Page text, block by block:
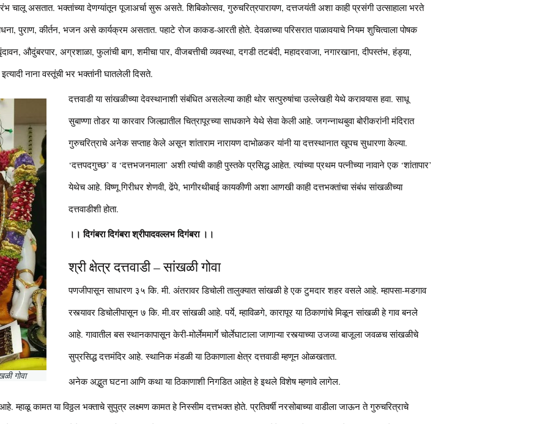
चालू असतात. भक्तांच्या देणग्यांतून पूजाअर्चा सुरू असते. शिबिकोत्सव, गुरुचरित्रपारायण, दत्तजयंती अशा काही प्रसंगी उत्साहाला भरते
पुराण, कीर्तन, भजन असे कार्यक्रम असतात. पहाटे रोज काकड-आरती होते. देवळाच्या परिसरात पाळावयाचे नियम शुचित्वाला पोषक
औदुंबरपार, अग्रशाळा, फुलांची बाग, शमीचा पार, वीजबत्तीची व्यवस्था, दगडी तटबंदी, महादरवाजा, नगारखाना, दीपस्तंभ, हंड्या,
नाना वस्तूंची भर भक्तांनी घातलेली दिसते.
गोवा
दत्तवाडी या सांखळीच्या देवस्थानाशी संबंधित असलेल्या काही थोर सत्पुरुषांचा उल्लेखही येथे करावयास हवा. साधू
सुबाण्णा तोडर या कारवार जिल्ह्यातील चित्रापूरच्या साधकाने येथे सेवा केली आहे. जगन्नाथबुवा बोरीकरांनी मंदिरात
गुरुचरित्राचे अनेक सप्ताह केले असून शांताराम नारायण दाभोळकर यांनी या दत्तस्थानात खूपच सुधारणा केल्या.
‘दत्तपदगुच्छ’ व ‘दत्तभजनमाला’ अशी त्यांची काही पुस्तके प्रसिद्ध आहेत. त्यांच्या प्रथम पत्नीच्या नावाने एक ‘शांतापार’
येथेच आहे. विष्णू गिरीधर शेणवी, ढेंपे, भागीरथीबाई कायकीणी अशा आणखी काही दत्तभक्तांचा संबंध सांखळीच्या
दत्तवाडीशी होता.
।। दिगंबरा दिगंबरा श्रीपादवल्लभ दिगंबरा ।।
श्री क्षेत्र दत्तवाडी – सांखळी गोवा
पणजीपासून साधारण ३५ कि. मी. अंतरावर डिचोली तालुक्यात सांखळी हे एक टुमदार शहर वसले आहे. म्हापसा-मडगाव
रस्त्यावर डिचोलीपासून ७ कि. मी.वर सांखळी आहे. पर्ये, म्हाविळगे, कारापूर या ठिकाणांचे मिळून सांखळी हे गाव बनले
आहे. गावातील बस स्थानकापासून केरी-मोर्लेममार्गे चोर्लेघाटाला जाणाऱ्या रस्त्याच्या उजव्या बाजूला जवळच सांखळीचे
सुप्रसिद्ध दत्तमंदिर आहे. स्थानिक मंडळी या ठिकाणाला क्षेत्र दत्तवाडी म्हणून ओळखतात.
अनेक अद्भुत घटना आणि कथा या ठिकाणाशी निगडित आहेत हे इथले विशेष म्हणावे लागेल.
आहे. म्हाळू कामत या विठ्ठल भक्ताचे सुपुत्र लक्ष्मण कामत हे निस्सीम दत्तभक्त होते. प्रतिवर्षी नरसोबाच्या वाडीला जाऊन ते गुरुचरित्राचे